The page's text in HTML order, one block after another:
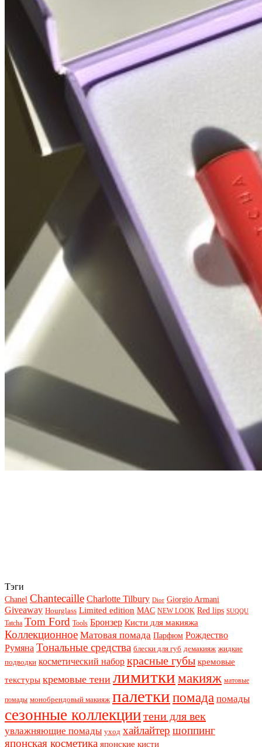
Тэги
Chanel Chantecaille Charlotte Tilbury Dior Giorgio Armani
Giveaway Hourglass Limited edition MAC NEW LOOK Red lips SUQQU
Tatcha Tom Ford Tools Бронзер Кисти для макияжа
Коллекционное Матовая помада Парфюм Рождество
Румяна Тональные средства блески для губ демакияж жидкие
подводки косметический набор красные губы кремовые
текстуры кремовые тени лимиткимакияж матовые
помады монобрендовый макияж палеткипомада помады
сезонные коллекциитени для век
увлажняющие помады уход хайлайтер шоппинг
японская косметика японские кисти